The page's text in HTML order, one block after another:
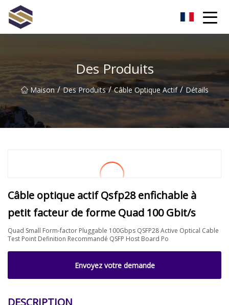
Des Produits
Maison / Des Produits / Câble Optique Actif / Détails
Câble optique actif Qsfp28 enfichable à
petit facteur de forme Quad 100 Gbit/s
Quad Small Form-factor Pluggable 100Gbps QSFP28 Active Optical Cable
Test Point Definition Recommandé QSFP Host Board Po
Envoyez votre demande